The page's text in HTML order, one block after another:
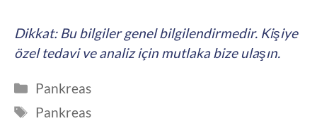
Dikkat: Bu bilgiler genel bilgilendirmedir. Kişiye
özel tedavi ve analiz için mutlaka bize ulaşın.
Kategoriler
Pankreas
Etiketler
Pankreas